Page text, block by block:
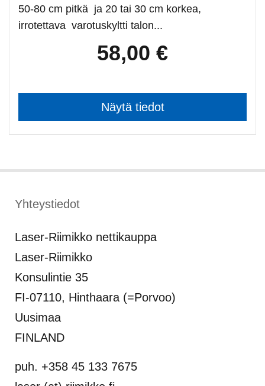
50-80 cm pitkä ja 20 tai 30 cm korkea,
irrotettava varotuskyltti talon...
58,00 €
Yhteystiedot
Laser-Riimikko nettikauppa
Laser-Riimikko
Konsulintie 35
FI-07110, Hinthaara (=Porvoo)
Uusimaa
FINLAND
puh. +358 45 133 7675